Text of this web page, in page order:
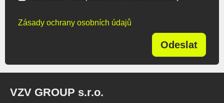
Zásady ochrany osobních údajů
Odeslat
VZV GROUP s.r.o.